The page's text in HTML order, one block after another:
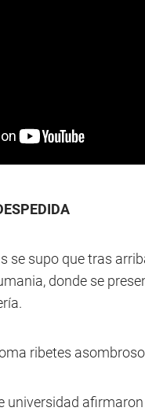
se supo que tras
donde se
ribetes
universidad